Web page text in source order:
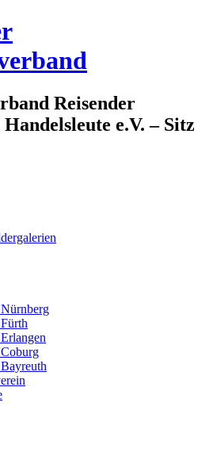
Reisender
e.V. – Sitz